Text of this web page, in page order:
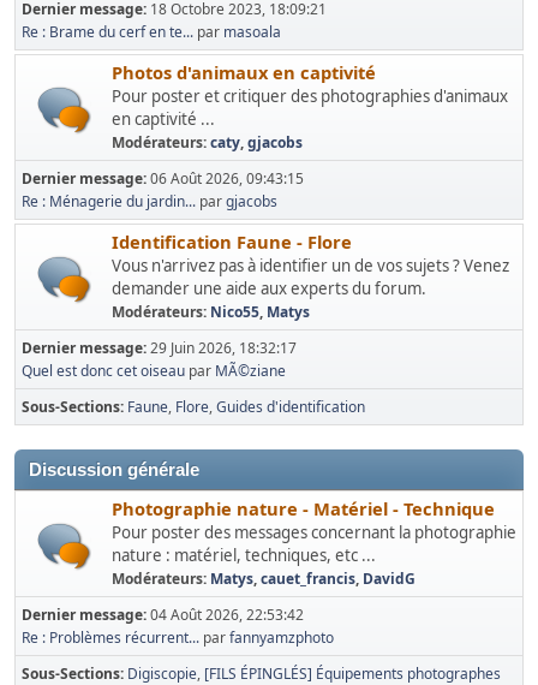
Dernier message: 18 Octobre 2023, 18:09:21
Re : Brame du cerf en te... par masoala
Photos d'animaux en captivité
Pour poster et critiquer des photographies d'animaux
en captivité ...
Modérateurs:caty,gjacobs
Dernier message:06 Août 2026, 09:43:15
Re : Ménagerie du jardin... pargjacobs
Identification Faune - Flore
Vous n'arrivez pas à identifier un de vos sujets ? Venez
demander une aide aux experts du forum.
Modérateurs: Nico55, Matys
Dernier message:29 Juin 2026, 18:32:17
Quel est donc cet oiseau par MÃ©ziane
Sous-Sections Faune Flore Guides d'identification
Discussion générale
Photographie nature - Matériel - Technique
Pour poster des messages concernant la photographie
nature : matériel, techniques, etc ...
Modérateurs: Matys,cauet_francis, DavidG
Dernier message:04 Août 2026, 22:53:42
Re : Problèmes récurrent... parfannyamzphoto
Sous-Sections Digiscopie [FILS ÉPINGLÉS] Équipements photographes